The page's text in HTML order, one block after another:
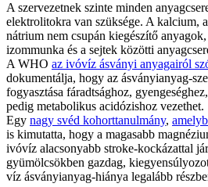
A szervezetnek szinte minden
elektrolitokra van szüksége. A kalcium,
nátrium nem csupán kiegészítő
izommunka és a sejtek közötti
A WHO az ivóvíz ásványi anyagairól
dokumentálja, hogy az ásványianyag-
fogyasztása fáradtsághoz,
pedig metabolikus acidózishoz vezethet.
Egy nagy svéd kohorttanulmány,
is kimutatta, hogy a magasabb
ivóvíz alacsonyabb stroke-kockázattal
gyümölcsökben gazdag,
víz ásványianyag-hiánya legalább